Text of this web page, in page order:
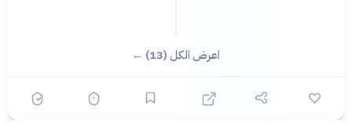
اعرض الكل (13) ←